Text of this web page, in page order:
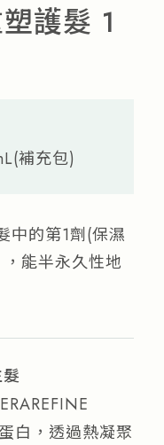
護髮 1
補充包)
中的第1劑(保濕
能半永久性地
白，透過熱凝聚